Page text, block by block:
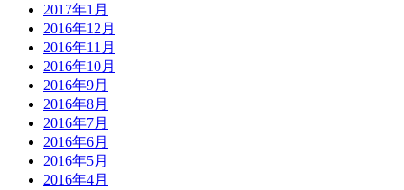
2017年1月
2016年12月
2016年11月
2016年10月
2016年9月
2016年8月
2016年7月
2016年6月
2016年5月
2016年4月